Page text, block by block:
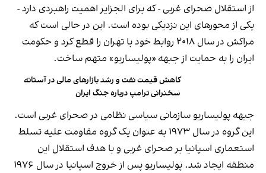
از استقلال صحرای غربی - که برای الجزایر اهمیت راهبردی دارد -
یکی از محورهای این نزدیکی بوده است. این در حالی است که
مراکش در سال ۲۰۱۸ روابط خود با تهران را قطع کرد و حکومت
ایران را به حمایت از جبهه «پولیساریو» متهم ساخت.
کاهش قیمت نفت و رشد بازارهای مالی در آستانه
سخنرانی ترامپ درباره جنگ ایران
جبهه پولیساریو سازمانی سیاسی نظامی در صحرای غربی است.
این گروه در سال ۱۹۷۳ به عنوان یک گروه مقاومت علیه تسلط
استعماری اسپانیا بر صحرای غربی و با هدف استقلال این
منطقه ایجاد شد. پولیساریو پس از خروج اسپانیا در سال ۱۹۷۶